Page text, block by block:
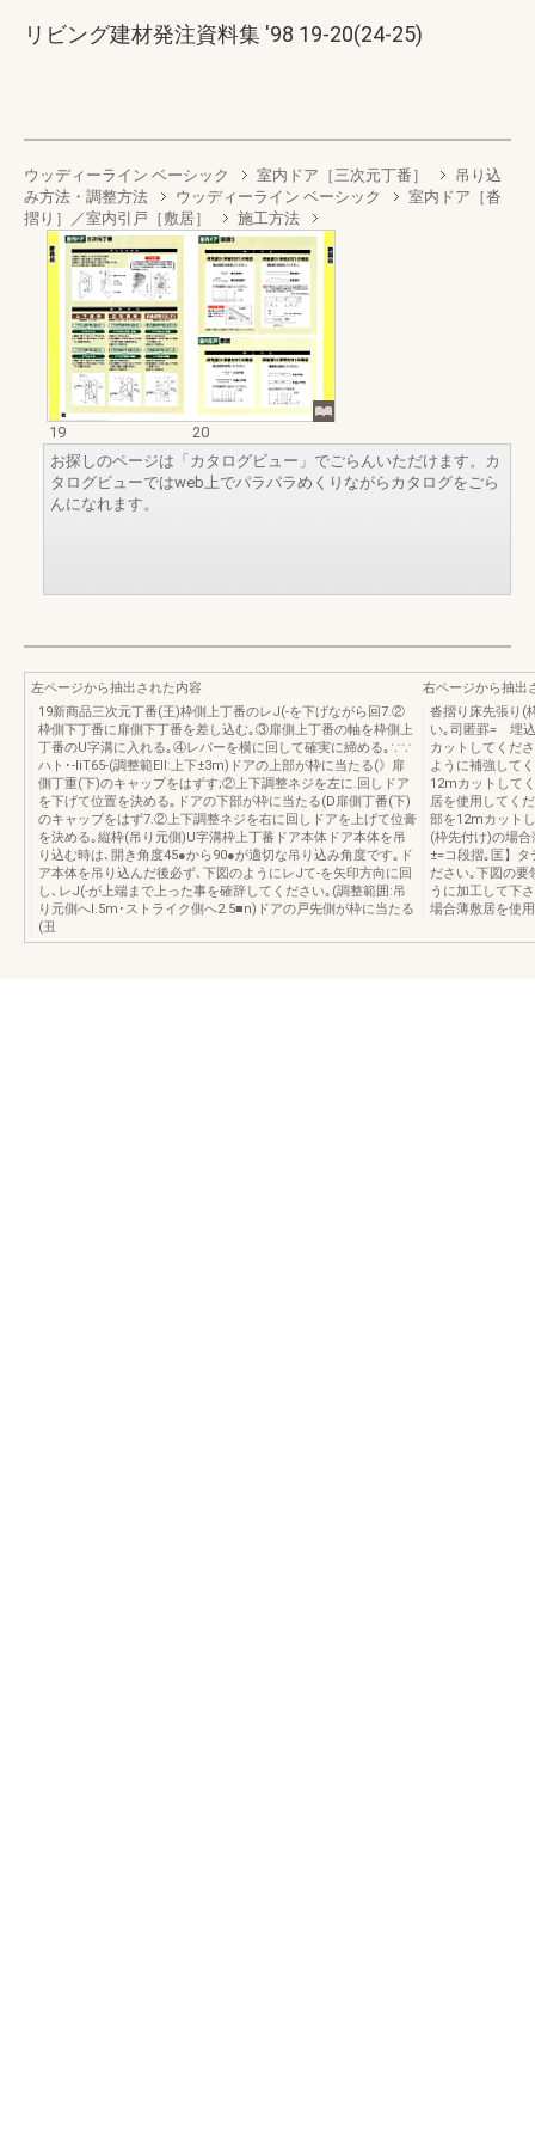
リビング建材発注資料集 '98 19-20(24-25)
ウッディーライン ベーシック 室内ドア［三次元丁番］
吊り込
み方法・調整方法
ウッディーライン ベーシック
室内ドア［沓
摺り］／室内引戸［敷居］
施工方法
19
20
お探しのページは「カタログビュー」でごらんいただけます。カ
タログビューではweb上でパラパラめくりながらカタログをごら
んになれます。
左ページから抽出された内容
19新商品三次元丁番(王)枠側上丁番のレJ(-を下げながら回7.②
枠側下丁番に扉側下丁番を差し込む｡③扉側上丁番の軸を枠側上
丁番のU字溝に入れる｡④レバーを横に回して確実に締める｡∵∵
ハト･-IiT65-(調整範EIl:上下±3m)ドアの上部が枠に当たる(》扉
側丁重(下)のキャップをはずす;②上下調整ネジを左に.回しドア
を下げて位置を決める｡ドアの下部が枠に当たる(D扉側丁番(下)
のキャップをはず7.②上下調整ネジを右に回しドアを上げて位膏
を決める｡縦枠(吊り元側)U字溝枠上丁蕃ドア本体ドア本体を吊
り込む時は､開き角度45●から90●が適切な吊り込み角度です｡ド
ア本体を吊り込んだ後必ず､下図のようにレJて-を矢印方向に回
し､レJ(-が上端まで上った事を確辞してください｡(調整範囲:吊
り元側へl.5m･ストライク側へ2.5■n)ドアの戸先側が枠に当たる
(丑
右ページから抽出
沓摺り床先張り(
い｡司匿罫=ゝ埋
カットしてくだ
ように補強して
12mカットして
居を使用してく
部を12mカット
(枠先付け)の場
±=コ段摺｡匡】
ださい｡下図の要
うに加工して下
場合薄敷居を使